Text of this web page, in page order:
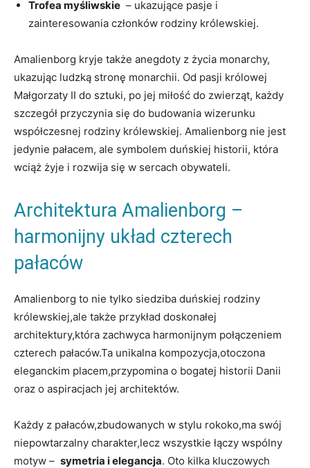
Trofea myśliwskie ‍ – ukazujące pasje i
zainteresowania członków rodziny ⁤królewskiej.
Amalienborg kryje także anegdoty ‍z życia‌ monarchy,
ukazując ludzką stronę monarchii.⁣ Od ​pasji królowej
⁤Małgorzaty II​ do‍ sztuki, po jej miłość do ⁣zwierząt, każdy
szczegół ⁣przyczynia się do budowania wizerunku
współczesnej rodziny królewskiej. Amalienborg nie jest
jedynie pałacem, ale symbolem duńskiej historii, która
wciąż żyje i rozwija się w sercach obywateli.
Architektura Amalienborg⁤ –
harmonijny ⁣układ⁢ czterech
pałaców
Amalienborg to nie ⁤tylko siedziba duńskiej rodziny
⁤królewskiej,ale ⁣także ⁤przykład doskonałej
architektury,która ⁤zachwyca harmonijnym‌ połączeniem
czterech pałaców.Ta unikalna kompozycja,otoczona ​
eleganckim placem,przypomina o bogatej historii Danii
oraz o aspiracjach⁤ jej architektów.
Każdy ⁣z pałaców,zbudowanych w stylu rokoko,ma swój
niepowtarzalny‌ charakter,lecz wszystkie łączy wspólny
motyw – ‌ symetria i elegancja. Oto kilka kluczowych